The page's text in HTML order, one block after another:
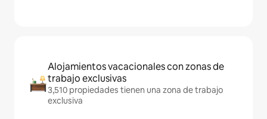
Alojamientos vacacionales con zonas de
trabajo exclusivas
3,510 propiedades tienen una zona de trabajo
exclusiva